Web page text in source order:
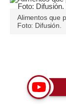
Pregunta de
Lujo
Viajes
Alimentos que
Foto: Difusión.